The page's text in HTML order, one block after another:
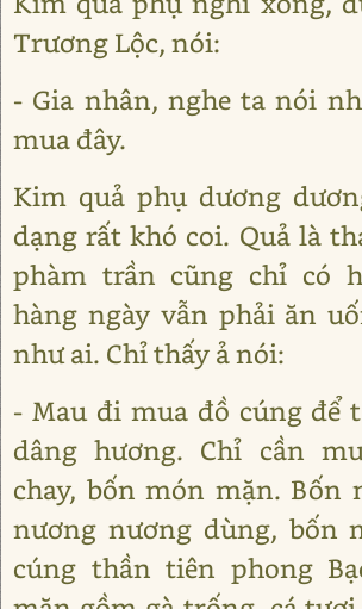
Trương Lộc, nói:
- Gia nhân, nghe ta nói
mua đây.
Kim quả phụ dương
dạng rất khó coi. Quả là
phàm trần cũng chỉ có
hàng ngày vẫn phải ăn
như ai. Chỉ thấy ả nói:
- Mau đi mua đồ cúng để
dâng hương. Chỉ cần
chay, bốn món mặn. Bốn
nương nương dùng, bốn
cúng thần tiên phong